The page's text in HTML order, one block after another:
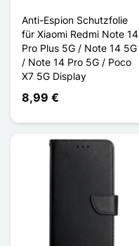
Anti-Espion Schutzfolie
für Xiaomi Redmi Note 14
Pro Plus 5G / Note 14 5G
/ Note 14 Pro 5G / Poco
X7 5G Display
8,99 €